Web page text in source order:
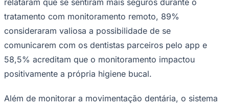
Palmeiras
tratamento com monitoramento remoto, 89%
consideraram valiosa a possibilidade de se
comunicarem com os dentistas parceiros pelo app e
58,5% acreditam que o monitoramento impactou
positivamente a própria higiene bucal.
Além de monitorar a movimentação dentária, o sistema